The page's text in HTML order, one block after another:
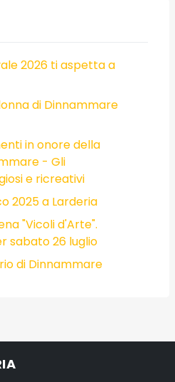
2026 ti aspetta a
di Dinnammare
in onore della
- Gli
e ricreativi
2025 a Larderia
"Vicoli d'Arte".
sabato 26 luglio
di Dinnammare